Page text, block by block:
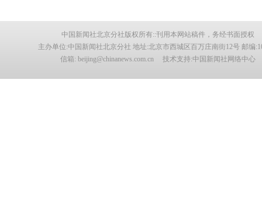
中国新闻社北京分社版权所有::刊用本网站稿件，务经书面授权
主办单位:中国新闻社北京分社 地址:北京市西城区百万庄南街12号 邮编
信箱: beijing@chinanews.com.cn 技术支持:中国新闻社网络中心